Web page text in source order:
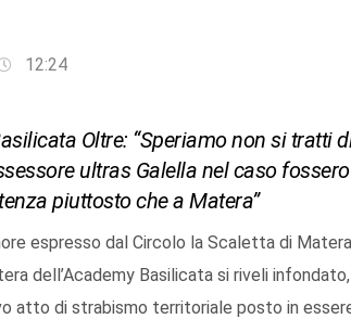
12:24
Oltre: “Speriamo non si tratti
ultras Galella nel caso
piuttosto che a Matera”
espresso dal Circolo la Scaletta di
dell’Academy Basilicata si riveli
atto di strabismo territoriale posto in